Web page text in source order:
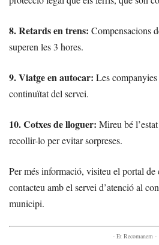
8. Retards en trens: Compensacions
superen les 3 hores.
9. Viatge en autocar: Les companyies
continuïtat del servei.
10. Cotxes de lloguer: Mireu bé
recollir-lo per evitar sorpreses.
Per més informació, visiteu el portal
contacteu amb el servei d’atenció al
municipi.
- Et Recomanem -